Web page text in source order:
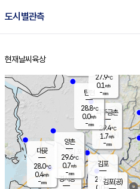
도시별관측
홈
현재날씨 육상
경서동
파주금촌
29.4℃
1.7m/s
-mm
대곶
28.0℃
0.4m/s
-mm
탄현
28.8℃
0.0m/s
-mm
김포
29.1℃
m/s
양촌
29.6℃
0.7m/s
-mm
김포(공)
27.9℃
0.1 m/s
-mm